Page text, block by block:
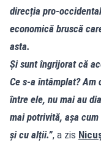
direcția pro-
economică bruscă
asta.
Și sunt îngrijorat că
Ce s-a întâmplat?
între ele, nu mai au
mai potrivită, așa
și cu alții.”, a zis